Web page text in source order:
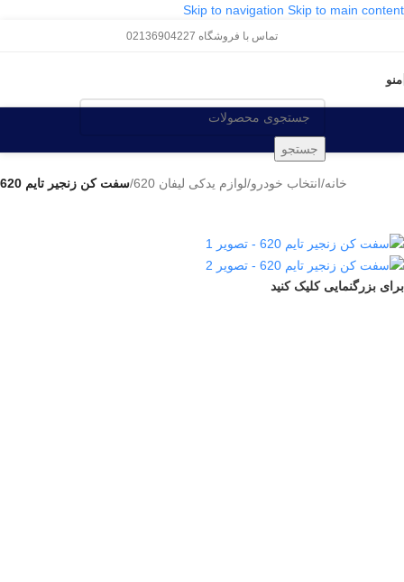
Skip to navigation Skip to main content
تماس با فروشگاه 02136904227
منو
جستجو
خانه/انتخاب خودرو/لوازم یدکی لیفان 620 /سفت کن زنجیر تایم 620
برای بزرگنمایی کلیک کنید